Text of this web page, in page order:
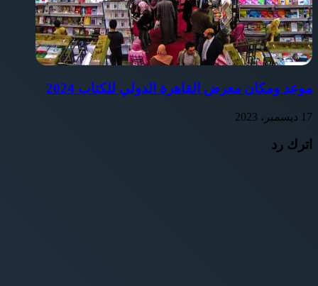
موعد ومكان معرض القاهرة الدولي للكتاب 2024
17 ديسمبر، 2023
اترك رد